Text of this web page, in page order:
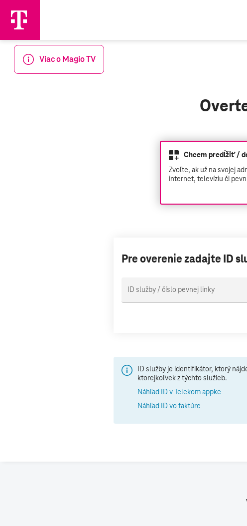
Viac o Magio TV
Chcem predĺžiť /
Zvoľte, ak už na svojej
internet, televíziu či
Pre overenie zadajte ID
ID služby / číslo pevnej linky
ID služby je identifikátor, ktorý
ktorejkoľvek z týchto služieb.
Náhľad ID v Telekom appke
Náhľad ID vo faktúre